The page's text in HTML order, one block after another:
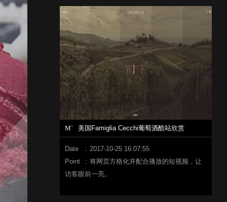
M` 美国Famiglia Cecchi葡萄酒酷站欣赏
Date : 2017-10-25 16:07:55
Point
: 将网页方格化并配合播放的短视频，让
访客眼前一亮。